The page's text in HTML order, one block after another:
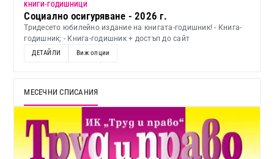
KНИГИ-ГОДИШНИЦИ
Социално осигуряване - 2026 г.
Тридесето юбилейно издание на книгата-годишник! - Книга-
годишник; - Книга-годишник + достъп до сайт
ДЕТАЙЛИ Виж опции
МЕСЕЧНИ СПИСАНИЯ